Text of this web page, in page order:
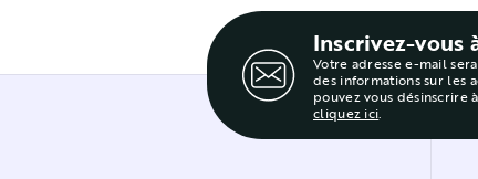
Inscrivez-vous
Votre adresse e-mail
des informations sur les
pouvez vous désinscrire
cliquez ici.